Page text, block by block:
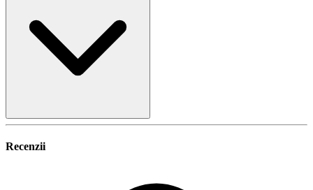
Recenzii